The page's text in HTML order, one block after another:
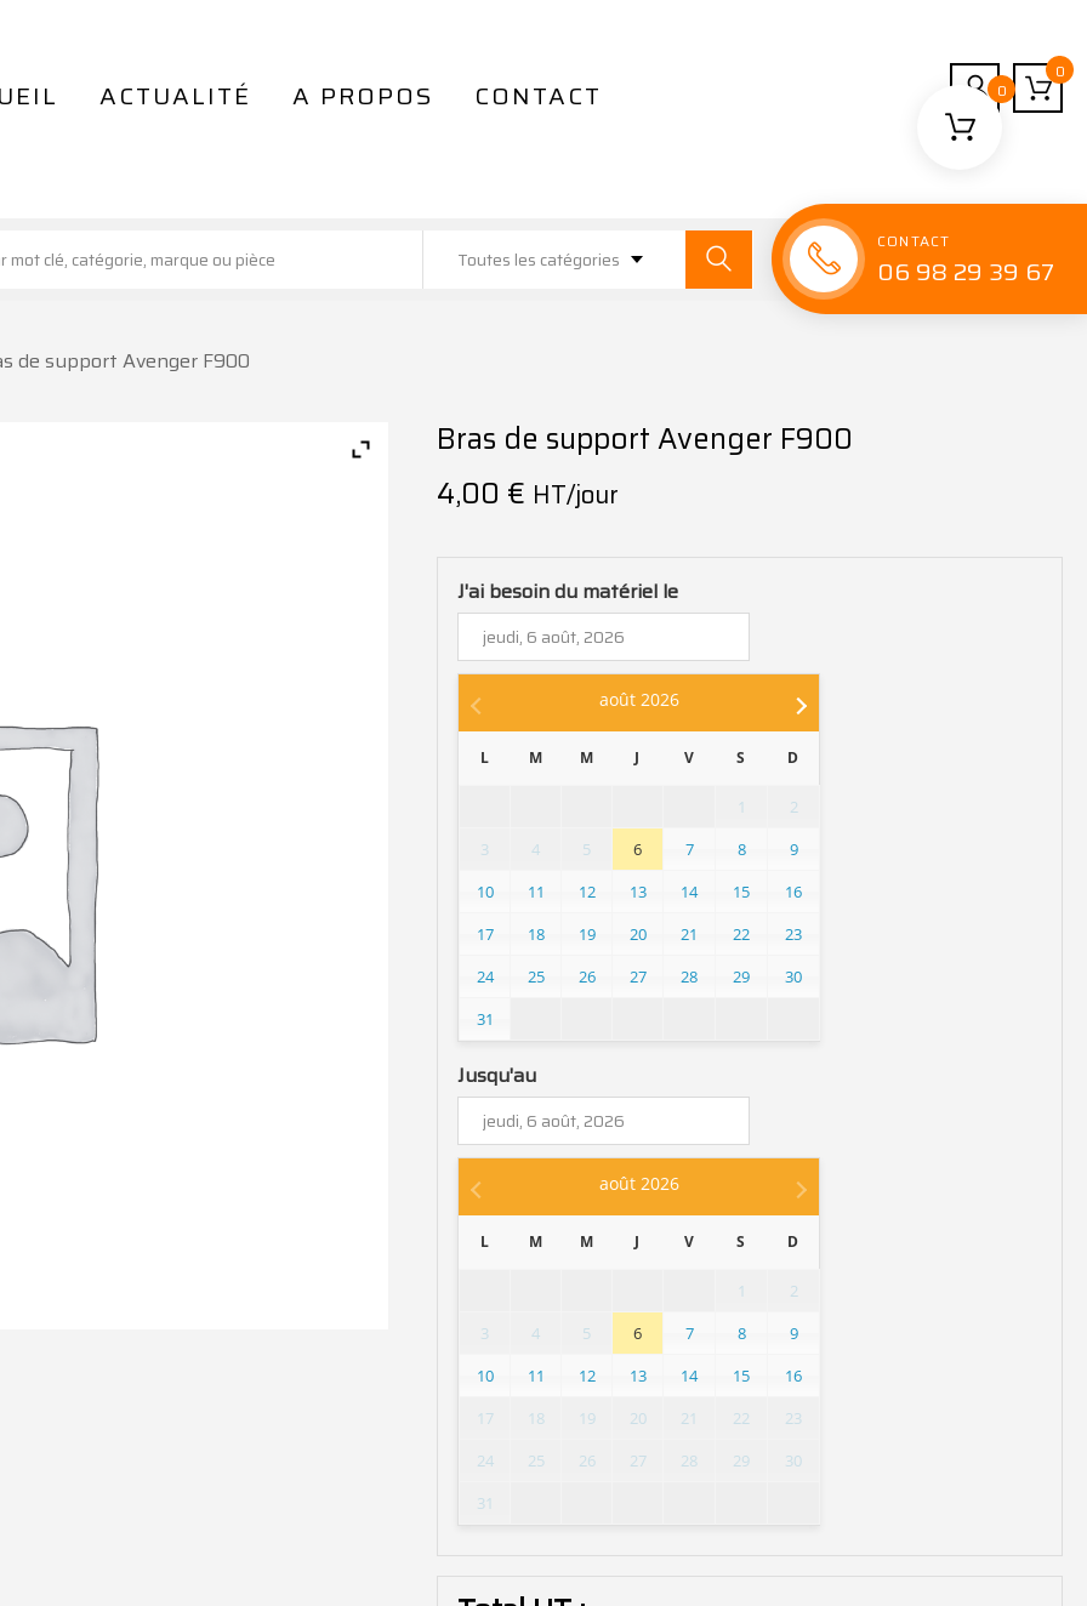
ACTUALITÉ A PROPOS CONTACT
0
0
Toutes les catégories
CONTACT
06 98 29 39 67
de support Avenger F900
Bras de support Avenger F900
4,00 € HT/jour
J'ai besoin du matériel le
août 2026
L M M J V S D
1
2
3
4 5 6 7 8
9
10
11 12 13 14 15
16
17
18 19 20 21 22
23
24
25 26 27 28 29
30
31
Jusqu'au
août 2026
L M M J V S D
1
2
3
4 5 6 7 8
9
10
11 12 13 14 15
16
17
18 19 20 21 22
23
24
25 26 27 28 29
30
31